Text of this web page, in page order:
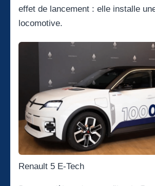
effet de lancement : elle installe
locomotive.
Renault 5 E-Tech